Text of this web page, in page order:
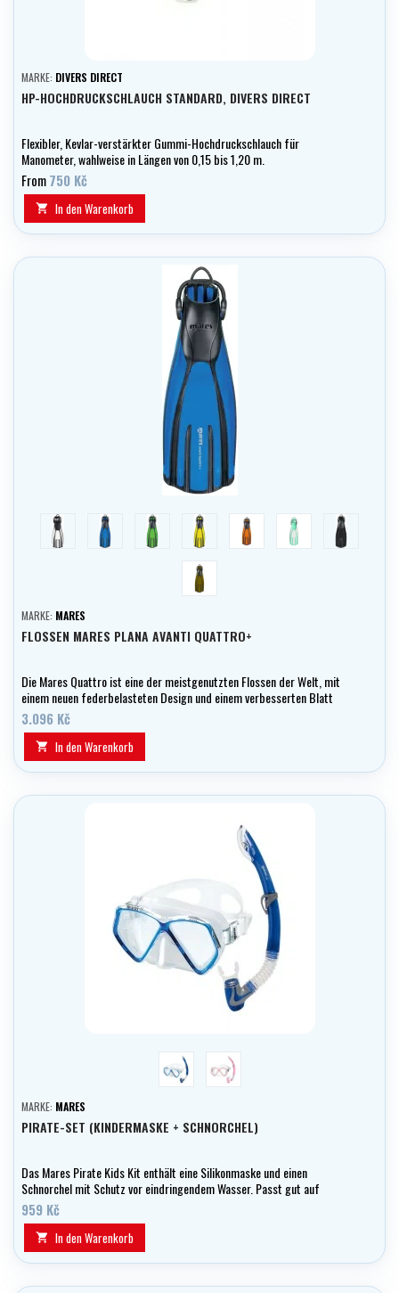
MARKE: DIVERS DIRECT
HP-HOCHDRUCKSCHLAUCH STANDARD, DIVERS DIRECT
Flexibler, Kevlar-verstärkter Gummi-Hochdruckschlauch für
Manometer, wahlweise in Längen von 0,15 bis 1,20 m.
From750 Kč
 In den Warenkorb
white modrá zelená yellow oranžová aqua černá
olivová
MARKE: MARES
FLOSSEN MARES PLANA AVANTI QUATTRO+
Die Mares Quattro ist eine der meistgenutzten Flossen der Welt, mit
einem neuen federbelasteten Design und einem verbesserten Blatt
mit höherer Abstoßleistung. Eine Taucherlegende.
3.096 Kč
 In den Warenkorb
trans/modrátrans/růžová
MARKE: MARES
PIRATE-SET (KINDERMASKE + SCHNORCHEL)
Das Mares Pirate Kids Kit enthält eine Silikonmaske und einen
Schnorchel mit Schutz vor eindringendem Wasser. Passt gut auf
kleinere Gesichter und ist ideal für die ersten Schnorchelversuche.
959 Kč
 In den Warenkorb